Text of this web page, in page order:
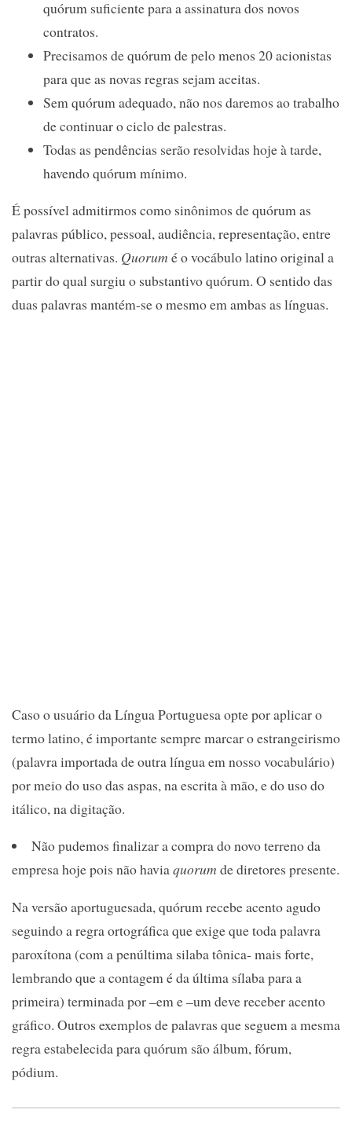
quórum suficiente para a assinatura dos novos
contratos.
Precisamos de quórum de pelo menos 20 acionistas
para que as novas regras sejam aceitas.
Sem quórum adequado, não nos daremos ao trabalho
de continuar o ciclo de palestras.
Todas as pendências serão resolvidas hoje à tarde,
havendo quórum mínimo.
É possível admitirmos como sinônimos de quórum as
palavras público, pessoal, audiência, representação, entre
outras alternativas. Quorum é o vocábulo latino original a
partir do qual surgiu o substantivo quórum. O sentido das
duas palavras mantém-se o mesmo em ambas as línguas.
Caso o usuário da Língua Portuguesa opte por aplicar o
termo latino, é importante sempre marcar o estrangeirismo
(palavra importada de outra língua em nosso vocabulário)
por meio do uso das aspas, na escrita à mão, e do uso do
itálico, na digitação.
Não pudemos finalizar a compra do novo terreno da
empresa hoje pois não haviaquorum de diretores presente.
Na versão aportuguesada, quórum recebe acento agudo
seguindo a regra ortográfica que exige que toda palavra
paroxítona (com a penúltima silaba tônica- mais forte,
lembrando que a contagem é da última sílaba para a
primeira) terminada por –em e –um deve receber acento
gráfico. Outros exemplos de palavras que seguem a mesma
regra estabelecida para quórum são álbum, fórum,
pódium.